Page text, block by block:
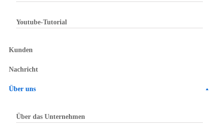
Youtube-Tutorial
Kunden
Nachricht
Über uns
Über das Unternehmen